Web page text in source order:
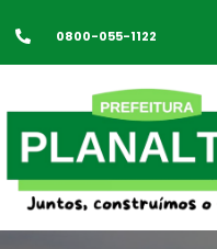
0800-055-1122